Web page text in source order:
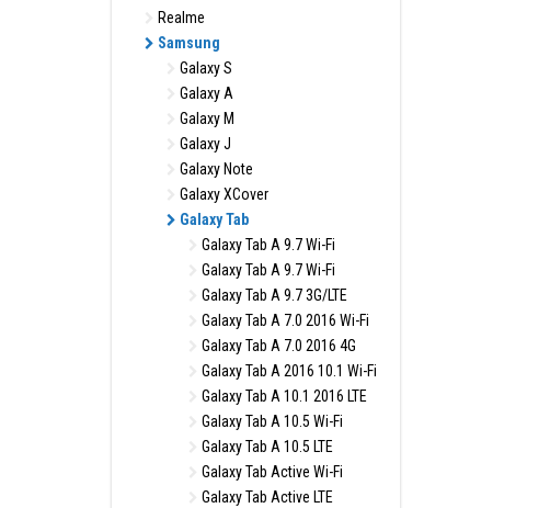
Realme
Samsung
Galaxy S
Galaxy A
Galaxy M
Galaxy J
Galaxy Note
Galaxy XCover
Galaxy Tab
Galaxy Tab A 9.7 Wi-Fi
Galaxy Tab A 9.7 Wi-Fi
Galaxy Tab A 9.7 3G/LTE
Galaxy Tab A 7.0 2016 Wi-Fi
Galaxy Tab A 7.0 2016 4G
Galaxy Tab A 2016 10.1 Wi-Fi
Galaxy Tab A 10.1 2016 LTE
Galaxy Tab A 10.5 Wi-Fi
Galaxy Tab A 10.5 LTE
Galaxy Tab Active Wi-Fi
Galaxy Tab Active LTE